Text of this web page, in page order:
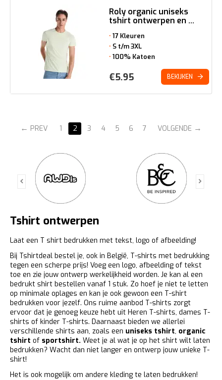
Roly organic uniseks
tshirt ontwerpen en ...
17 Kleuren
S t/m 3XL
100% Katoen
€5.95 BEKIJKEN
PREV 1 2 3 4 5 6 7 VOLGENDE
Tshirt ontwerpen
Laat een T shirt bedrukken met tekst, logo of afbeelding!
Bij Tshirtdeal bestel je, ook in België, T-shirts met bedrukking
tegen een scherpe prijs! Voeg een logo, afbeelding of tekst
toe en zie jouw ontwerp werkelijkheid worden. Je kan al een
bedrukt shirt bestellen vanaf 1 stuk. Zo hoef je niet te letten
op minimale oplages en kan je ook gewoon een T-shirt
bedrukken voor jezelf. Ons ruime aanbod T-shirts zorgt
ervoor dat je genoeg keuze hebt uit Heren T-shirts, dames T-
shirts of kinder T-shirts. Daarnaast bieden we allerlei
verschillende shirts aan, zoals een uniseks tshirt, organic
tshirt of sportshirt. Weet je al wat je op het shirt wilt laten
bedrukken? Wacht dan niet langer en ontwerp jouw unieke T-
shirt!
Het is ook mogelijk om andere kleding te laten bedrukken!